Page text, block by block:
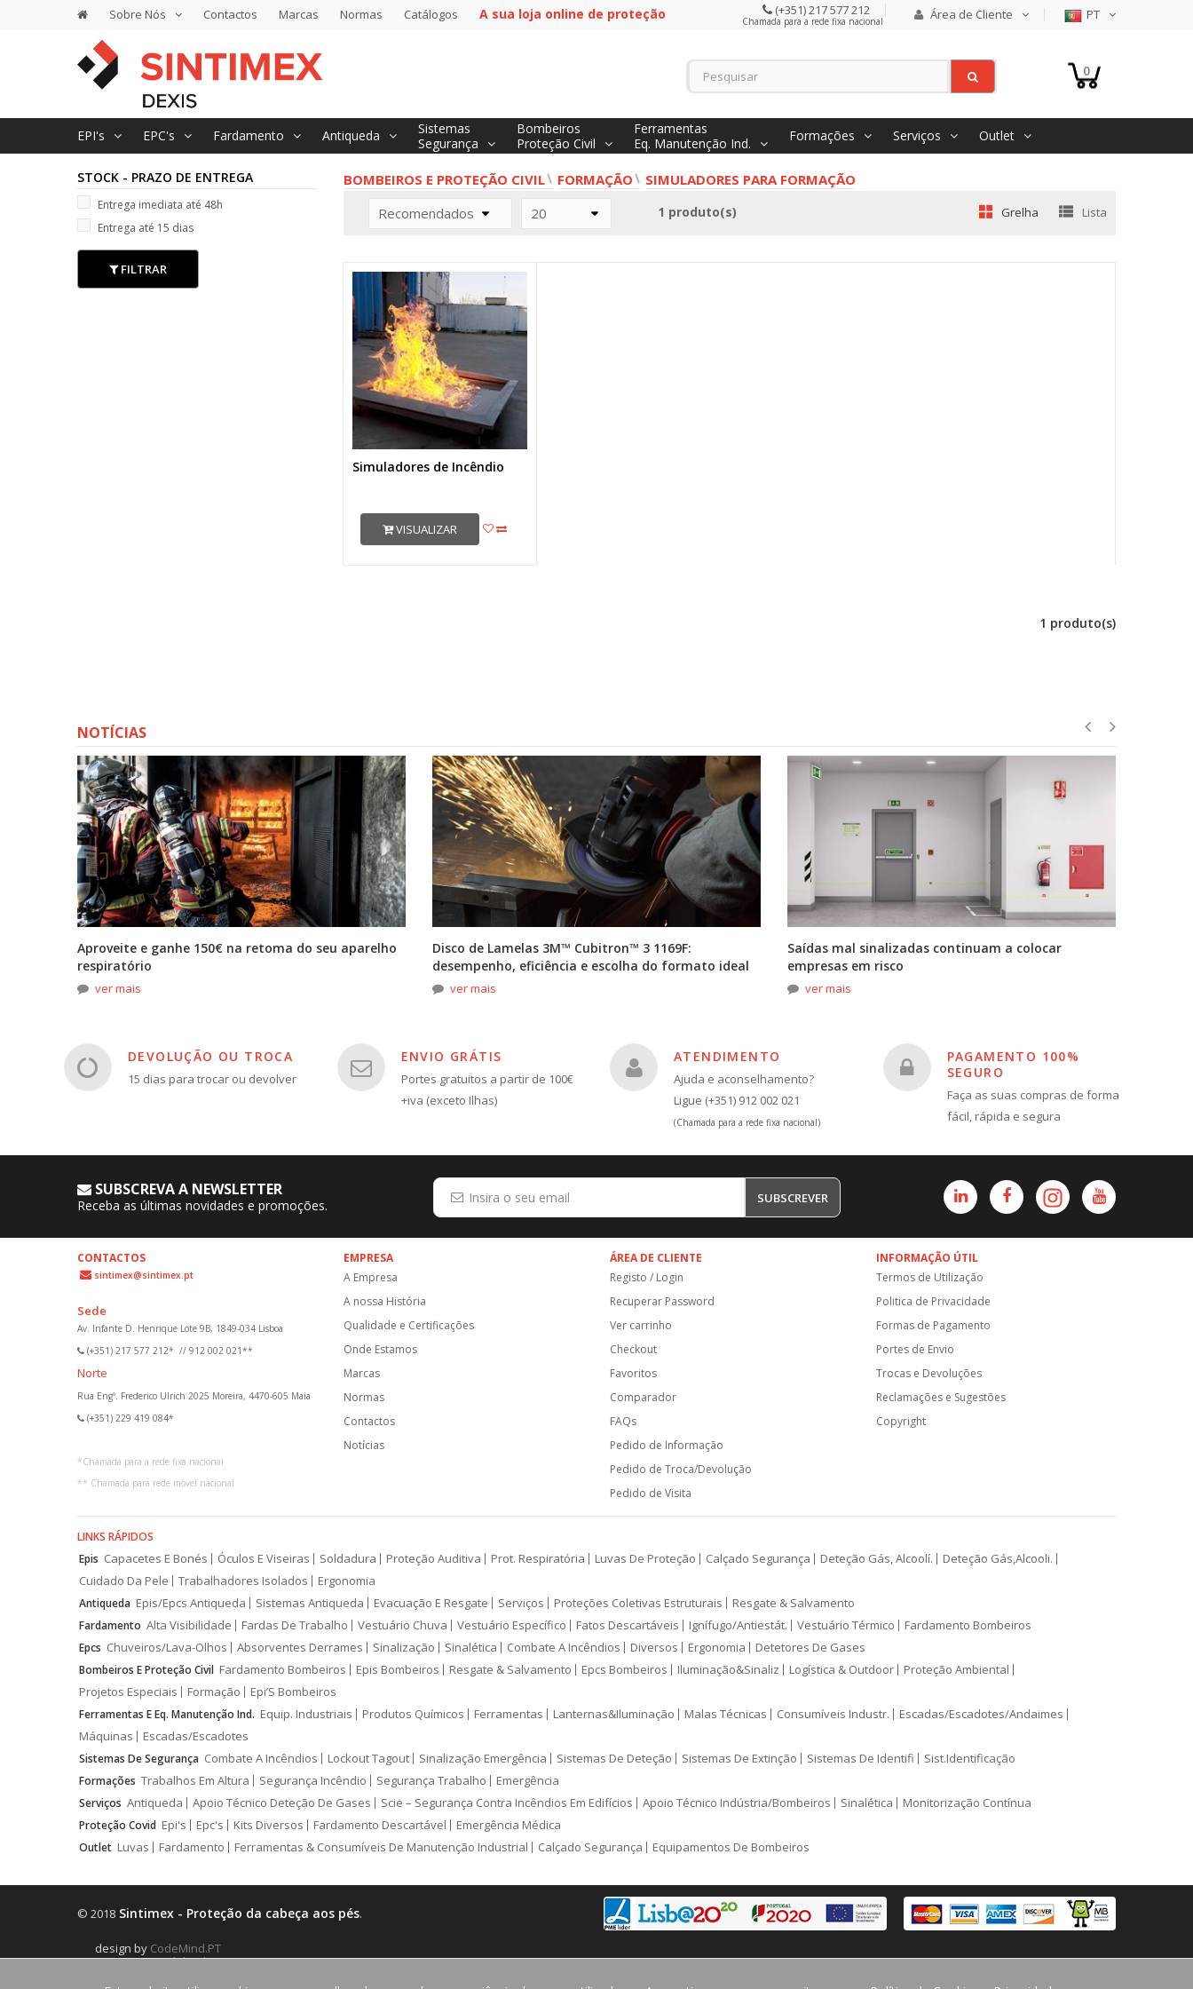
Sobre Nós Contactos Marcas Normas Catálogos A sua loja online de proteção (+351) 217 577 212
Chamada para a rede fixa nacional Área de Cliente PT
0
EPI's EPC's Fardamento Antiqueda
Sistemas
Segurança
Bombeiros
Proteção Civil
Ferramentas
Eq. Manutenção Ind.
Formações Serviços Outlet
BOMBEIROS E PROTEÇÃO CIVIL FORMAÇÃO
SIMULADORES PARA FORMAÇÃO
Recomendados
20 1 produto(s) Grelha Lista
Simuladores de Incêndio
VISUALIZAR
1 produto(s)
STOCK - PRAZO DE ENTREGA
Entrega imediata até 48h
Entrega até 15 dias
FILTRAR
NOTÍCIAS
Aproveite e ganhe 150€ na retoma do seu aparelho
respiratório
ver mais
Disco de Lamelas 3M™ Cubitron™ 3 1169F:
desempenho, eficiência e escolha do formato ideal
ver mais
Saídas mal sinalizadas continuam a colocar
empresas em risco
ver mais
DEVOLUÇÃO OU TROCA
15 dias para trocar ou devolver
ENVIO GRÁTIS
Portes gratuitos a partir de 100€
+iva (exceto Ilhas)
ATENDIMENTO
Ajuda e aconselhamento?
Ligue (+351) 912 002 021
(Chamada para a rede fixa nacional)
PAGAMENTO 100%
SEGURO
Faça as suas compras de forma
fácil, rápida e segura
SUBSCREVA A NEWSLETTER
Receba as últimas novidades e promoções. SUBSCREVER
CONTACTOS
sintimex@sintimex.pt
Sede
Av. Infante D. Henrique Lote 9B, 1849-034 Lisboa
(+351) 217 577 212* // 912 002 021**
Norte
Rua Engº. Frederico Ulrich 2025 Moreira, 4470-605 Maia
(+351) 229 419 084*
*Chamada para a rede fixa nacional
** Chamada para rede móvel nacional
EMPRESA
A Empresa
A nossa História
Qualidade e Certificações
Onde Estamos
Marcas
Normas
Contactos
Notícias
ÁREA DE CLIENTE
Registo / Login
Recuperar Password
Ver carrinho
Checkout
Favoritos
Comparador
FAQs
Pedido de Informação
Pedido de Troca/Devolução
Pedido de Visita
INFORMAÇÃO ÚTIL
Termos de Utilização
Politica de Privacidade
Formas de Pagamento
Portes de Envio
Trocas e Devoluções
Reclamações e Sugestões
Copyright
LINKS RÁPIDOS
Epis Capacetes E Bonés Óculos E Viseiras Soldadura Proteção Auditiva Prot. Respiratória Luvas De Proteção Calçado Segurança Deteção Gás, Alcoolí.
Deteção Gás,Alcooli.
Cuidado Da Pele
Trabalhadores Isolados Ergonomia
Antiqueda Epis/Epcs Antiqueda Sistemas Antiqueda Evacuação E Resgate Serviços Proteções Coletivas Estruturais Resgate & Salvamento
Fardamento Alta Visibilidade Fardas De Trabalho Vestuário Chuva Vestuário Específico Fatos Descartáveis Ignífugo/Antiestát. Vestuário Térmico Fardamento Bombeiros
Epcs Chuveiros/Lava-Olhos Absorventes Derrames Sinalização Sinalética Combate A Incêndios Diversos Ergonomia Detetores De Gases
Bombeiros E Proteção Civil Fardamento Bombeiros Epis Bombeiros Resgate & Salvamento Epcs Bombeiros Iluminação&Sinaliz Logística & Outdoor
Proteção Ambiental
Projetos Especiais
Formação Epi’S Bombeiros
Ferramentas E Eq. Manutenção Ind. Equip. Industriais Produtos Químicos Ferramentas Lanternas&Iluminação Malas Técnicas Consumíveis Industr.
Escadas/Escadotes/Andaimes
Máquinas
Escadas/Escadotes
Sistemas De Segurança Combate A Incêndios Lockout Tagout Sinalização Emergência Sistemas De Deteção Sistemas De Extinção Sistemas De Identifi Sist.Identificação
Formações Trabalhos Em Altura Segurança Incêndio Segurança Trabalho Emergência
Serviços Antiqueda Apoio Técnico Deteção De Gases Scie – Segurança Contra Incêndios Em Edifícios Apoio Técnico Indústria/Bombeiros Sinalética Monitorização Contínua
Proteção Covid Epi's Epc's Kits Diversos Fardamento Descartável Emergência Médica
Outlet Luvas Fardamento Ferramentas & Consumíveis De Manutenção Industrial Calçado Segurança Equipamentos De Bombeiros
© 2018 Sintimex - Proteção da cabeça aos pés.
design by CodeMind.PT
Parceiro Digital desde 2018 Top 5% PME